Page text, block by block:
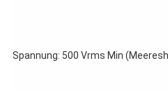
Spannung: 500 Vrms Min